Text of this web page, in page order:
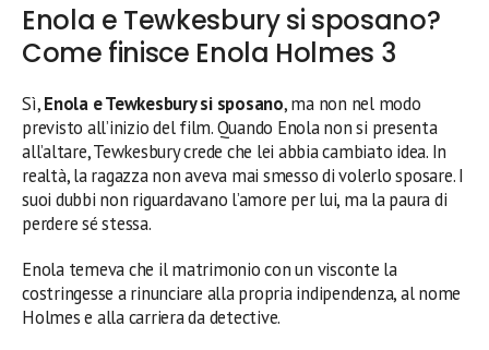
Enola e Tewkesbury si sposano?
Come finisce Enola Holmes 3
Sì,Enola e Tewkesbury si sposano, ma non nel modo
previsto all’inizio del film. Quando Enola non si presenta
all’altare, Tewkesbury crede che lei abbia cambiato idea. In
realtà, la ragazza non aveva mai smesso di volerlo sposare. I
suoi dubbi non riguardavano l’amore per lui, ma la paura di
perdere sé stessa.
Enola temeva che il matrimonio con un visconte la
costringesse a rinunciare alla propria indipendenza, al nome
Holmes e alla carriera da detective.